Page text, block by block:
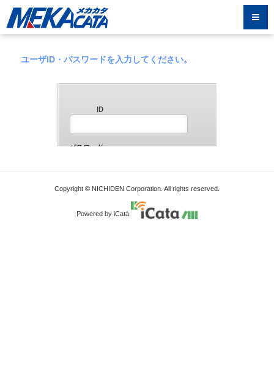
ユーザID・パスワードを入力してください。
Copyright © NICHIDEN Corporation. All rights reserved.
Powered by iCata.